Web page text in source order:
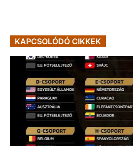
KAPCSOLÓDÓ CIKKEK